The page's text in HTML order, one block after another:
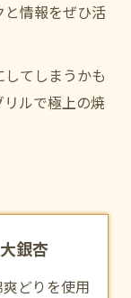
情報をぜひ活
てしまうかも
ルで極上の焼
銀杏
どりを使用